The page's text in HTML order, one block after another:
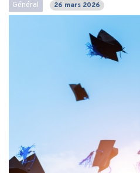
Général 26 mars 2026